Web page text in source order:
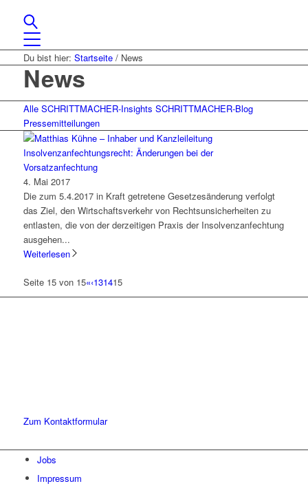
Du bist hier: Startseite / News
News
Alle SCHRITTMACHER-Insights SCHRITTMACHER-Blog
Pressemitteilungen
Insolvenzanfechtungsrecht: Änderungen bei der
Vorsatzanfechtung
4. Mai 2017
Die zum 5.4.2017 in Kraft getretene Gesetzesänderung verfolgt
das Ziel, den Wirtschaftsverkehr von Rechtsunsicherheiten zu
entlasten, die von der derzeitigen Praxis der Insolvenzanfechtung
ausgehen...
Weiterlesen
Seite 15 von 15«‹131415
Zum Kontaktformular
Jobs
Impressum